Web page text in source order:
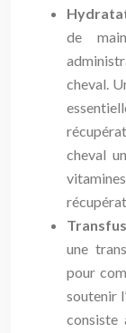
de
cheval.
cheval
une
pour
soutenir
consiste